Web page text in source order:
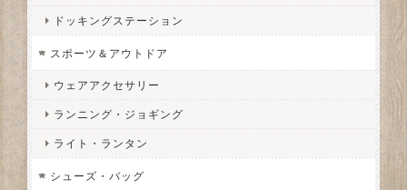
ドッキングステーション
スポーツ＆アウトドア
ウェアアクセサリー
ランニング・ジョギング
ライト・ランタン
シューズ・バッグ